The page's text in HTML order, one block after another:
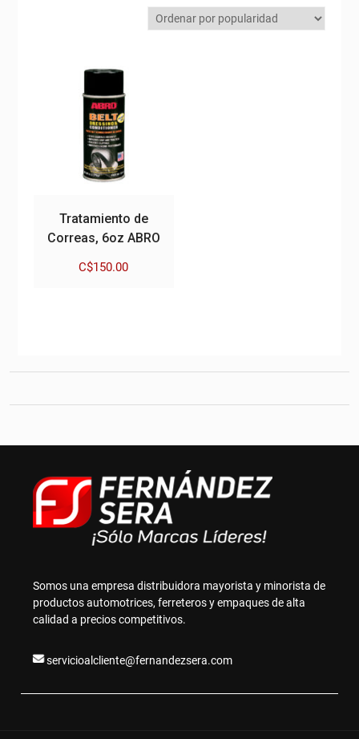
Tratamiento de
Correas, 6oz ABRO
C$150.00
Somos una empresa distribuidora mayorista y minorista de
productos automotrices, ferreteros y empaques de alta
calidad a precios competitivos.
servicioalcliente@fernandezsera.com